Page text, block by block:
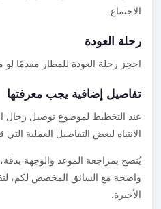
الاجتماع.
رحلة العودة
احجز رحلة العودة للمطار مقدمًا لو
تفاصيل إضافية يجب معرفتها
عند التخطيط لموضوع توصيل رجال
الانتباه لبعض التفاصيل العملية التي
يُنصح بمراجعة الموعد والوجهة
واضحة مع السائق المخصص لكم،
الأخيرة.